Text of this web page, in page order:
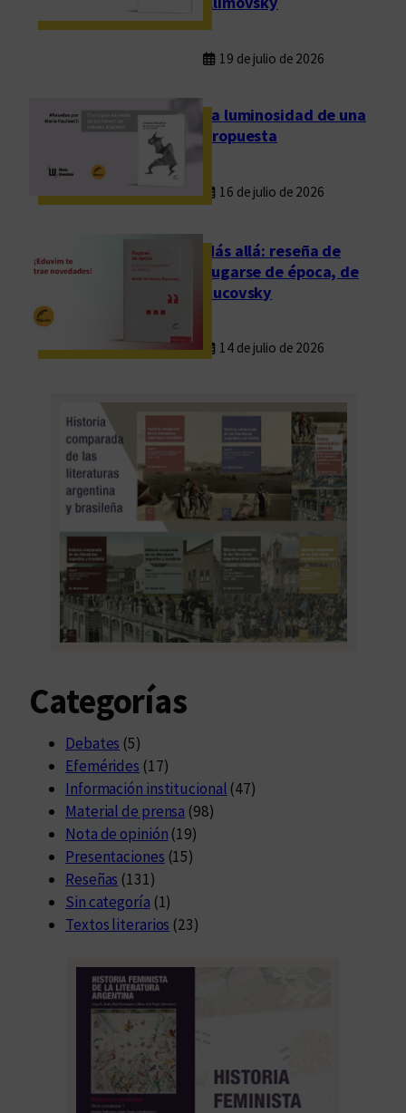
s
ó
e
e
y
l
e
c
t
o
a
s
19 de julio de 2026
La luminosidad de una
propuesta
16 de julio de 2026
Más allá: reseña de
Fugarse de época, de
Rucovsky
14 de julio de 2026
Categorías
Debates (5)
Efemérides (17)
Información institucional (47)
Material de prensa (98)
Nota de opinión (19)
Presentaciones (15)
Reseñas (131)
Sin categoría (1)
Textos literarios (23)